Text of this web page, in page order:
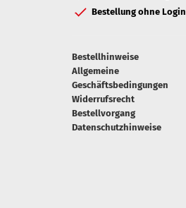
Bestellung ohne Login
Bestellhinweise
Allgemeine
Geschäftsbedingungen
Widerrufsrecht
Bestellvorgang
Datenschutzhinweise